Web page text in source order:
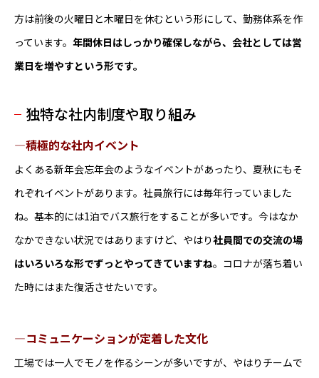
方は前後の火曜日と木曜日を休むという形にして、勤務体系を作
っています。 年間休日はしっかり確保しながら、会社としては営
業日を増やすという形です。
独特な社内制度や取り組み
―積極的な社内イベント
よくある新年会忘年会のようなイベントがあったり、夏秋にもそ
れぞれイベントがあります。社員旅行には毎年行っていました
ね。基本的には1泊でバス旅行をすることが多いです。今はなか
なかできない状況ではありますけど、やはり社員間での交流の場
はいろいろな形でずっとやってきていますね。コロナが落ち着い
た時にはまた復活させたいです。
―コミュニケーションが定着した文化
工場では一人でモノを作るシーンが多いですが、やはりチームで